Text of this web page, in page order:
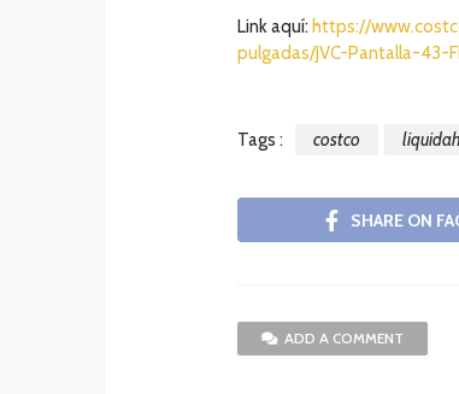
Link aquí: https://
pulgadas/JVC-Pantalla-
Tags : costco
SHARE ON
ADD A COMMENT